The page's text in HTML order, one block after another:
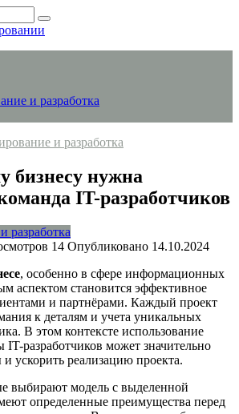
и разработка
и разработка
бизнесу нужна
IT-разработчиков
разработка
14 Опубликовано 14.10.2024
, особенно в сфере информационных
аспектом становится эффективное
и партнёрами. Каждый проект
к деталям и учета уникальных
В этом контексте использование
разработчиков может значительно
и ускорить реализацию проекта.
выбирают модель с выделенной
определенные преимущества перед